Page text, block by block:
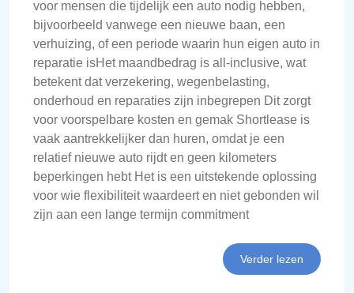
voor mensen die tijdelijk een auto nodig hebben,
bijvoorbeeld vanwege een nieuwe baan, een
verhuizing, of een periode waarin hun eigen auto in
reparatie isHet maandbedrag is all-inclusive, wat
betekent dat verzekering, wegenbelasting,
onderhoud en reparaties zijn inbegrepen Dit zorgt
voor voorspelbare kosten en gemak Shortlease is
vaak aantrekkelijker dan huren, omdat je een
relatief nieuwe auto rijdt en geen kilometers
beperkingen hebt Het is een uitstekende oplossing
voor wie flexibiliteit waardeert en niet gebonden wil
zijn aan een lange termijn commitment
Verder lezen